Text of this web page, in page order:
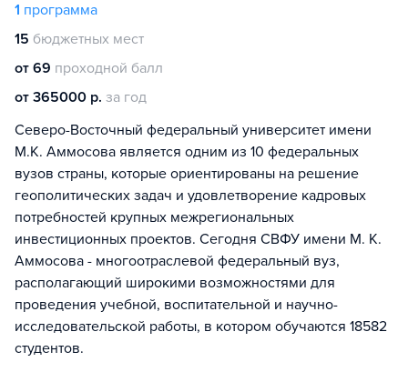
1 программа
15 бюджетных мест
от 69 проходной балл
от 365000 р. за год
Северо-Восточный федеральный университет имени
М.К. Аммосова является одним из 10 федеральных
вузов страны, которые ориентированы на решение
геополитических задач и удовлетворение кадровых
потребностей крупных межрегиональных
инвестиционных проектов. Сегодня СВФУ имени М. К.
Аммосова - многоотраслевой федеральный вуз,
располагающий широкими возможностями для
проведения учебной, воспитательной и научно-
исследовательской работы, в котором обучаются 18582
студентов.